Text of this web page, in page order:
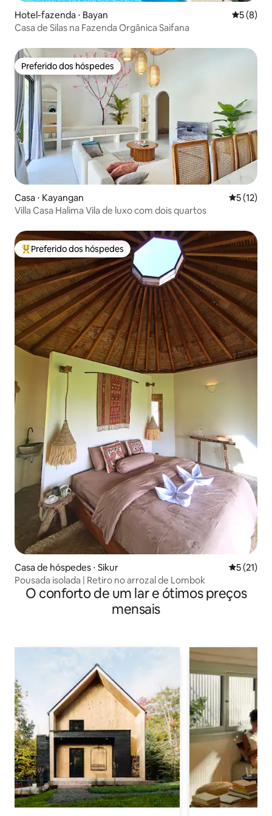
Hotel-fazenda ⋅ Bayan 5 de
5 (8)
Casa de Silas na Fazenda Orgânica Saifana
Preferido dos hóspedes
Preferido dos hóspedes
Casa ⋅ Kayangan 5 de uma
5 (12)
Villa Casa Halima Vila de luxo com dois quartos
Entre os melhores preferidos dos hóspedes
Preferido dos hóspedes
Casa de hóspedes ⋅ Sikur 5 de uma
5 (21)
Pousada isolada | Retiro no arrozal de Lombok
O conforto de um lar e ótimos preços
mensais